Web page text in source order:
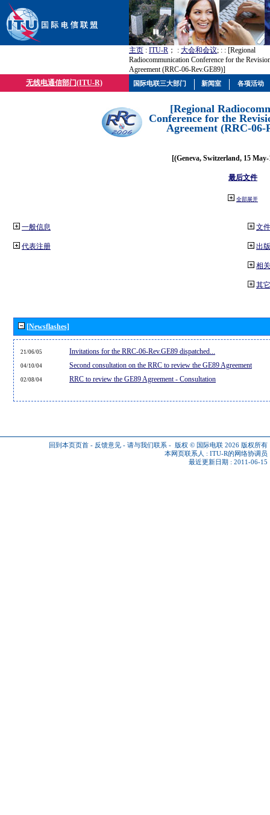
主页 : ITU-R ； : 大会和会议; : : [Regional
Radiocommunication Conference for the
Agreement (RRC-06-Rev.GE89)]
无线电通信部门(ITU-R)
[Regional
Conference for the
Agreement (RRC-06-
[(Geneva, Switzerland, 15
最后文件
全部展开
一般信息
代表注册
文件
出
相
其
[Newsflashes]
21/06/05 Invitations for the RRC-06-Rev.GE89 dispatched...
04/10/04 Second consultation on the RRC to review the GE89 Agreement
02/08/04 RRC to review the GE89 Agreement - Consultation
回到本页页首 - 反馈意见 - 请与我们联系 - 版权 © 国际电联 2026 版权所有
本网页联系人 : ITU-R的网络协调员
最近更新日期 : 2011-06-15
国际电联三大部门 新闻室 各项活动